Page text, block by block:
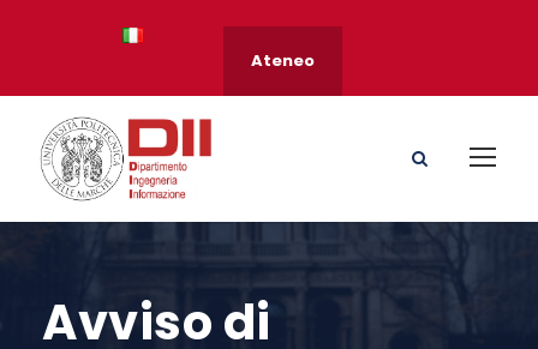
Ateneo
Avviso di